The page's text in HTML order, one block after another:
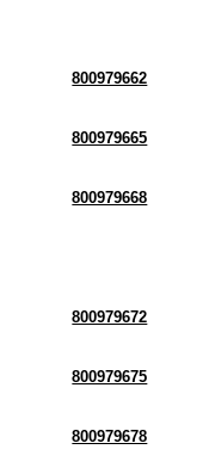
800979662
800979665
800979668
800979672
800979675
800979678